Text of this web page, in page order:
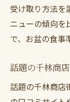
受け取り方法を
ニューの傾向を
で、お盆の食事
話題の千林商
話題の千林商店